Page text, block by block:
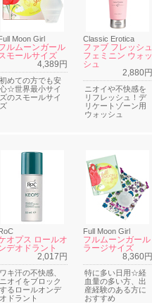
Moon Girl
ルムーンガール
モールサイズ
4,389円
初めての方でも安
心☆世界最小サイ
ズのスモールサイ
ズ
Classic Erotica
ファブ フレッシュ
フェミニン ウォッ
シュ
2,880円
ニオイや不快感を
リフレッシュ！デ
リケートゾーン用
ウォッシュ
オプス ロールオ
デオドラント
2,017円
ワキ汗の不快感、
ニオイをブロック
するロールオンデ
オドラント
Full Moon Girl
フルムーンガール
ラージサイズ
8,360円
特に多い日用☆経
血量の多い方、出
産経験のある方に
おすすめ